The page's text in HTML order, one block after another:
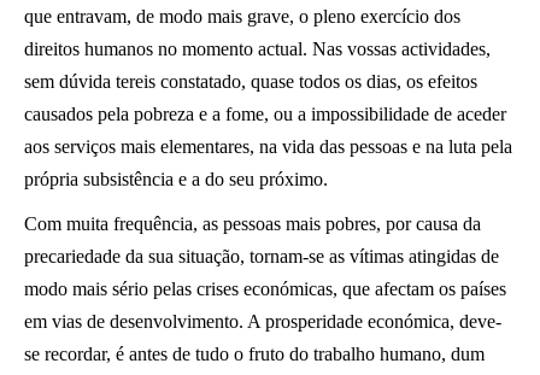
que entravam, de modo mais grave, o pleno exercício dos
direitos humanos no momento actual. Nas vossas actividades,
sem dúvida tereis constatado, quase todos os dias, os efeitos
causados pela pobreza e a fome, ou a impossibilidade de aceder
aos serviços mais elementares, na vida das pessoas e na luta pela
própria subsistência e a do seu próximo.
Com muita frequência, as pessoas mais pobres, por causa da
precariedade da sua situação, tornam-se as vítimas atingidas de
modo mais sério pelas crises económicas, que afectam os países
em vias de desenvolvimento. A prosperidade económica, deve-
se recordar, é antes de tudo o fruto do trabalho humano, dum